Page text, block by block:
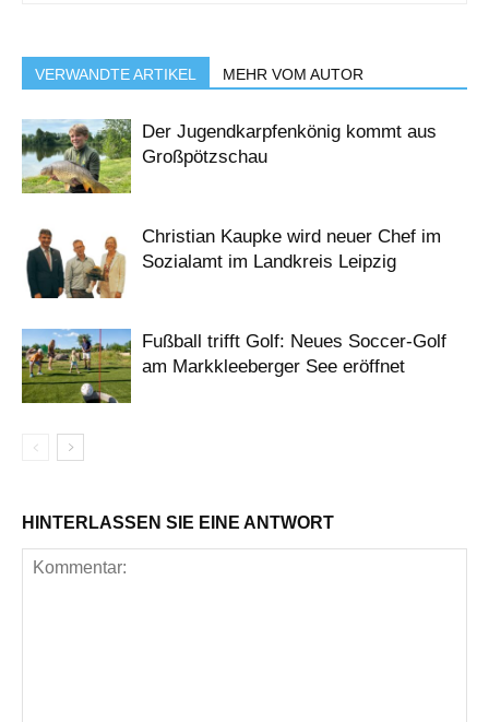
VERWANDTE ARTIKEL MEHR VOM AUTOR
Der Jugendkarpfenkönig kommt aus
Großpötzschau
Christian Kaupke wird neuer Chef im
Sozialamt im Landkreis Leipzig
Fußball trifft Golf: Neues Soccer-Golf
am Markkleeberger See eröffnet
HINTERLASSEN SIE EINE ANTWORT